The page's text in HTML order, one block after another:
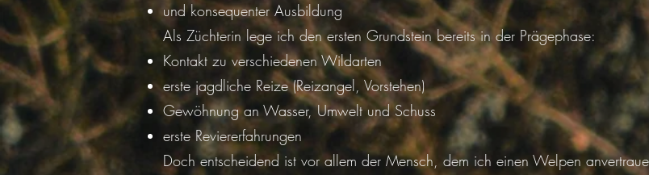
und konsequenter Ausbildung
Als Züchterin lege ich den ersten Grundstein bereits in der Prägephase:
Kontakt zu verschiedenen Wildarten
erste jagdliche Reize (Reizangel, Vorstehen)
Gewöhnung an Wasser, Umwelt und Schuss
erste Reviererfahrungen
Doch entscheidend ist vor allem der Mensch, dem ich einen Welpen